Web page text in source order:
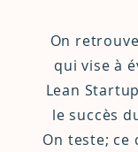
On
qui vise à
Lean
le succès
On teste; ce